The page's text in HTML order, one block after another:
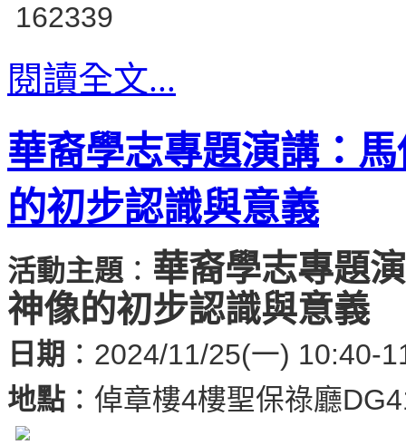
閱讀全文...
華裔學志專題演講：
的初步認識與意義
活動主題： 華裔學志專題
神像的初步認識與意義
日期 ：2024/11/25(一) 10:40-
地點 ：倬章樓4樓聖保祿廳